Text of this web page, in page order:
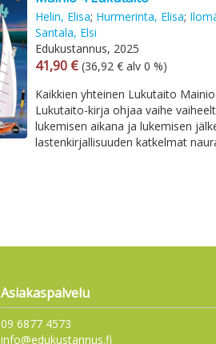
Helin, Elisa; Hurmerinta, Elisa;
Santala, Elsi
Edukustannus, 2025
Arvonlisäverollinen hinta
41,90 € Arvonlisäveroton hinta
(36,92 € alv 0 %)
Kaikkien yhteinen Lukutaito
Lukutaito-kirja ohjaa vaihe
lukemisen aikana ja lukemisen
lastenkirjallisuuden katkelmat
Asiakaspalvelu
09 6877 4573
info@edukustannus.fi